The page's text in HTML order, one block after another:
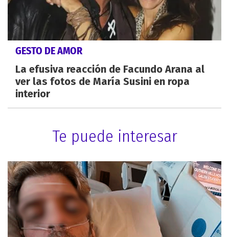
GESTO DE AMOR
La efusiva reacción de Facundo Arana al
ver las fotos de María Susini en ropa
interior
Te puede interesar